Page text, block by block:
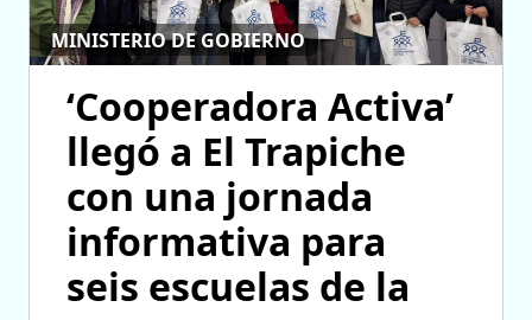
MINISTERIO DE GOBIERNO
‘Cooperadora Activa’
llegó a El Trapiche
con una jornada
informativa para
seis escuelas de la